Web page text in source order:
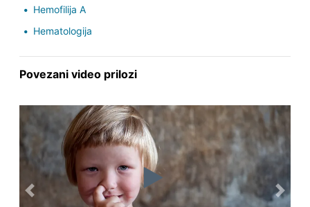
Hemofilija A
Hematologija
Povezani video prilozi
Previous Next